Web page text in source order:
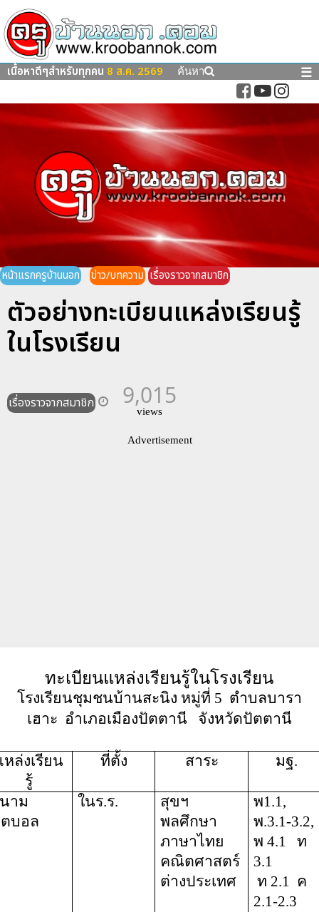
เนื้อหาดีๆสำหรับทุกคน 8 ส.ค. 2569 ค้นหา ☰
หน้าแรกครูบ้านนอก ข่าว/บทความ เรื่องราวจากสมาชิก
ตัวอย่างทะเบียนแหล่งเรียนรู้
ในโรงเรียน
เรื่องราวจากสมาชิก 9,015
views
Advertisement
ทะเบียนแหล่งเรียนรู้ในโรงเรียน
โรงเรียนชุมชนบ้านสะนิง หมู่ที่ 5 ตำบลบารา
เฮาะ อำเภอเมืองปัตตานี จังหวัดปัตตานี
ล่งเรียน
รู้
ที่ตั้ง สาระ มฐ.
าม
บอล
ในร.ร.
สุขฯ
พลศึกษา
ภาษาไทย
คณิตศาสตร์
ต่างประเทศ
พ1.1,
พ.3.1-3.2,
พ 4.1
ท
3.1
ท 2.1 ค
2.1-2.3